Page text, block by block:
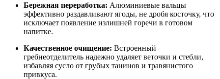
Бережная переработка: Алюминиевые вальцы
эффективно раздавливают ягоды, не дробя косточку, что
исключает появление излишней горечи в готовом
напитке.
Качественное очищение: Встроенный
гребнеотделитель надежно удаляет веточки и стебли,
избавляя сусло от грубых танинов и травянистого
привкуса.